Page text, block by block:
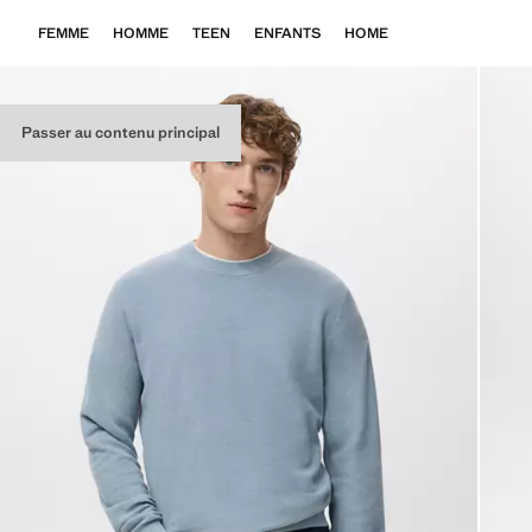
Passer au contenu principal
FEMME HOMME TEEN ENFANTS HOME